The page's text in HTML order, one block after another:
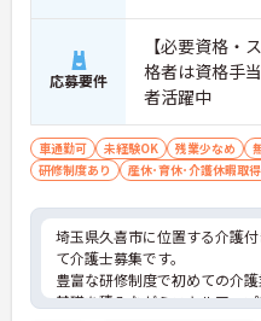
応募要件
【必要資格
格者は資格手
者活躍中
車通勤可 未経験OK 残業少なめ
研修制度あり
産休･育休･介護休暇取
埼玉県久喜市に位置する介護
て介護士募集です。
豊富な研修制度で初めての介
基礎を積みながらスキルアッ